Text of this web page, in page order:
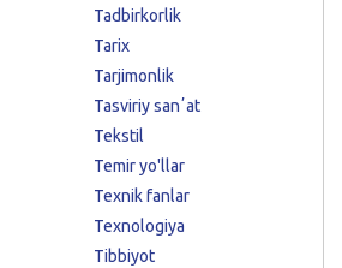
Tadbirkorlik
Tarix
Tarjimonlik
Tasviriy sanʼat
Tekstil
Temir yo'llar
Texnik fanlar
Texnologiya
Tibbiyot